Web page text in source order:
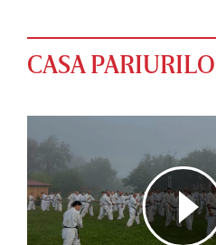
CASA